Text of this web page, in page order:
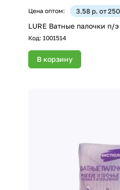
Цена оптом: 3.58 р. от
LURE Ватные палочки п/
Код: 1001514
В корзину